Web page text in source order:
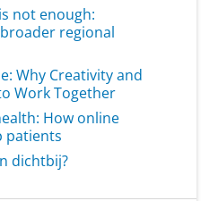
not enough:
regional
Why Creativity and
Work Together
How online
patients
dichtbij?